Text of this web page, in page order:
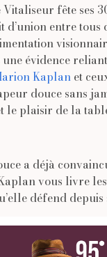
Vitaliseur fête ses
entre tous
une évidence
Kaplan et
douce sans
le plaisir de la
a déjà
vous livre
défend